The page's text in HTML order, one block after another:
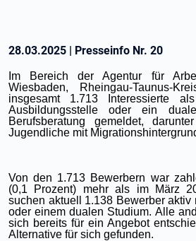
28.03.2025 | Presseinfo Nr. 20
Im Bereich der Agentur für
Wiesbaden, Rheingau-Taunus-
insgesamt 1.713 Interessierte
Ausbildungsstelle oder ein
Berufsberatung gemeldet,
Jugendliche mit
Von den 1.713 Bewerbern war
(0,1 Prozent) mehr als im März
suchen aktuell 1.138 Bewerber aktiv
oder einem dualen Studium. Alle
sich bereits für ein Angebot
Alternative für sich gefunden.